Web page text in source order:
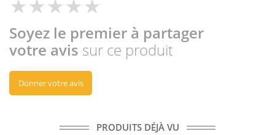
Soyez le premier à partager
votre avis sur ce produit
Donner votre avis
PRODUITS DÉJÀ VU